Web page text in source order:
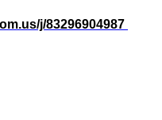
j/83296904987